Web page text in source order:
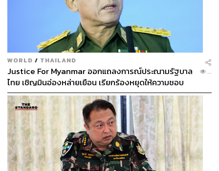
Screencap จากเหตุการณ์ที่ Diet Prada เปิดโปงเรื่องการ
ยกเลิกแฟชั่นโชว์ Dolce & Gabbana ที่กรุงเซี่ยงไฮ้
WORLD / THAILAND
Justice For Myanmar ออกแถลงการณ์ประณามรัฐบาล
ไทย เชิญมินอ่องหล่ายเยือน เรียกร้องหยุดให้ความชอบ
ธรรมรัฐบาลทหาร
...